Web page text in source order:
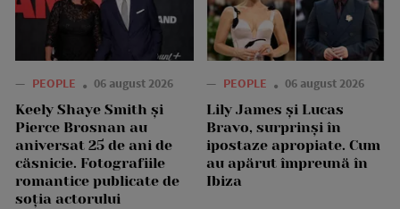
— PEOPLE 06 august 2026
Keely Shaye Smith și
Pierce Brosnan au
aniversat 25 de ani de
căsnicie. Fotografiile
romantice publicate de
soția actorului
— PEOPLE 06 august 2026
Lily James și Lucas
Bravo, surprinși în
ipostaze apropiate. Cum
au apărut împreună în
Ibiza